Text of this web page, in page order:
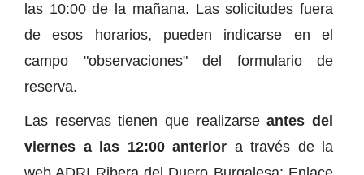
las 10:00 de la mañana. Las solicitudes fuera
de esos horarios, pueden indicarse en el
campo "observaciones" del formulario de
reserva.
Las reservas tienen que realizarseantes del
viernes a las 12:00 anterior a través de la